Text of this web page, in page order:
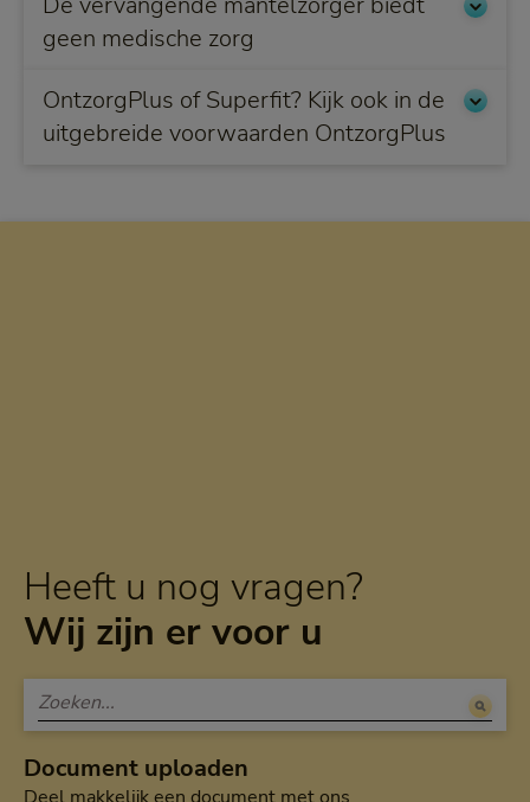
geen medische zorg
OntzorgPlus of Superfit? Kijk ook in de
uitgebreide voorwaarden OntzorgPlus
Heeft u nog vragen?
Wij zijn er voor u
Document uploaden